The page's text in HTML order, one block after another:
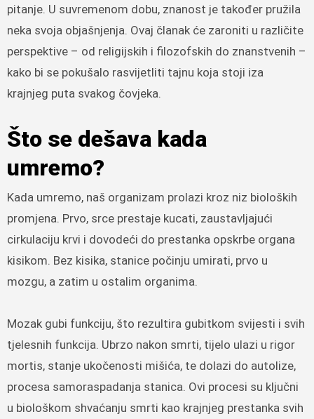
pitanje. U suvremenom dobu, znanost je također pružila
neka svoja objašnjenja. Ovaj članak će zaroniti u različite
perspektive – od religijskih i filozofskih do znanstvenih –
kako bi se pokušalo rasvijetliti tajnu koja stoji iza
krajnjeg puta svakog čovjeka.
Što se dešava kada
umremo?
Kada umremo, naš organizam prolazi kroz niz bioloških
promjena. Prvo, srce prestaje kucati, zaustavljajući
cirkulaciju krvi i dovodeći do prestanka opskrbe organa
kisikom. Bez kisika, stanice počinju umirati, prvo u
mozgu, a zatim u ostalim organima.
Mozak gubi funkciju, što rezultira gubitkom svijesti i svih
tjelesnih funkcija. Ubrzo nakon smrti, tijelo ulazi u rigor
mortis, stanje ukočenosti mišića, te dolazi do autolize,
procesa samoraspadanja stanica. Ovi procesi su ključni
u biološkom shvaćanju smrti kao krajnjeg prestanka svih